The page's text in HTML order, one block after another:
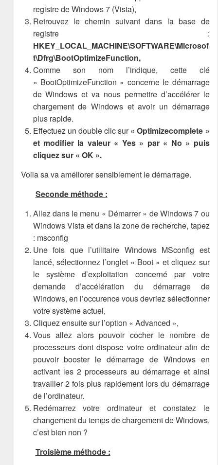
registre de Windows 7 (Vista),
Retrouvez le chemin suivant dans la base de
registre :
HKEY_LOCAL_MACHINE\SOFTWARE\Microsof
t\Dfrg\BootOptimizeFunction,
Comme son nom l’indique, cette clé
« BootOptimizeFunction » concerne le démarrage
de Windows et va nous permettre d’accélérer le
chargement de Windows et avoir un démarrage
plus rapide.
Effectuez un double clic sur« Optimizecomplete »
et modifier la valeur « Yes » par « No » puis
cliquez sur « OK ».
Voila sa va améliorer sensiblement le démarrage.
Seconde méthode :
Allez dans le menu « Démarrer » de Windows 7 ou
Windows Vista et dans la zone de recherche, tapez
: msconfig
Une fois que l’utilitaire Windows MSconfig est
lancé, sélectionnez l’onglet « Boot » et cliquez sur
le système d’exploitation concerné par votre
demande d’accélération du démarrage de
Windows, en l’occurence vous devriez sélectionner
votre système actuel,
Cliquez ensuite sur l’option « Advanced »,
Vous allez alors pouvoir cocher le nombre de
processeurs dont dispose votre ordinateur afin de
pouvoir booster le démarrage de Windows en
activant les 2 processeurs au démarrage et ainsi
travailler 2 fois plus rapidement lors du démarrage
de l’ordinateur.
Redémarrez votre ordinateur et constatez le
changement du temps de chargement de Windows,
c’est bien non ?
Troisième méthode :